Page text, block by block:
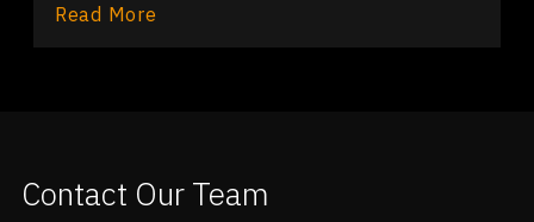
Read More
Contact Our Team